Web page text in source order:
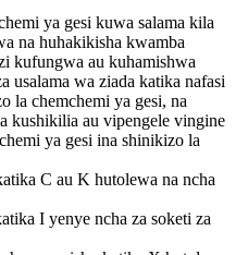
ya gesi kuwa salama kila
na huhakikisha kwamba
kufungwa au kuhamishwa
usalama wa ziada katika nafasi
la chemchemi ya gesi, na
kushikilia au vipengele vingine
ya gesi ina shinikizo la
C au K hutolewa na ncha
I yenye ncha za soketi za